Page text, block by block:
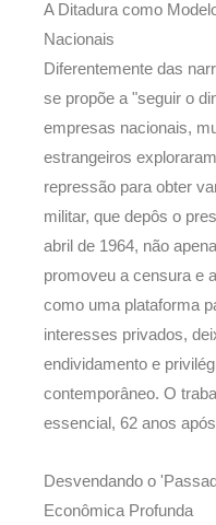
A Ditadura como
Nacionais
Diferentemente das
se propõe a "seguir o
empresas nacionais,
estrangeiros
repressão para obter
militar, que depôs o
abril de 1964, não
promoveu a censura e
como uma plataforma
interesses privados,
endividamento e
contemporâneo. O
essencial, 62 anos
Desvendando o
Econômica Profunda